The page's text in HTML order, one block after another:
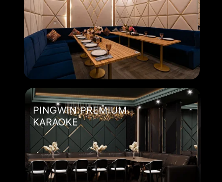
PINGWIN PREMIUM
KARAOKE